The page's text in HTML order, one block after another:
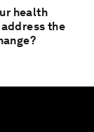
health
the